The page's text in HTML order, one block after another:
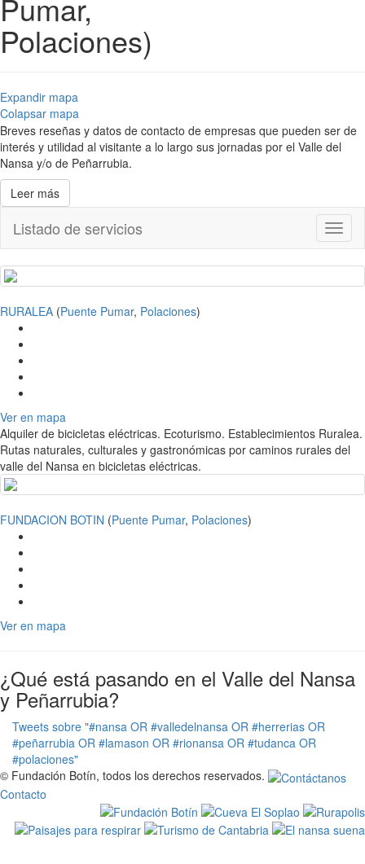
Pumar,
Polaciones)
Expandir mapa
Colapsar mapa
Breves reseñas y datos de contacto de empresas que pueden ser de
interés y utilidad al visitante a lo largo sus jornadas por el Valle del
Nansa y/o de Peñarrubia.
Leer más
Listado de servicios
RURALEA (Puente Pumar, Polaciones)
Ver en mapa
Alquiler de bicicletas eléctricas. Ecoturismo. Establecimientos Ruralea.
Rutas naturales, culturales y gastronómicas por caminos rurales del
valle del Nansa en bicicletas eléctricas.
FUNDACION BOTIN (Puente Pumar, Polaciones)
Ver en mapa
¿Qué está pasando en el Valle del Nansa
y Peñarrubia?
Tweets sobre "#nansa OR #valledelnansa OR #herrerias OR
#peñarrubia OR #lamason OR #rionansa OR #tudanca OR
#polaciones"
© Fundación Botín, todos los derechos reservados.
Contacto